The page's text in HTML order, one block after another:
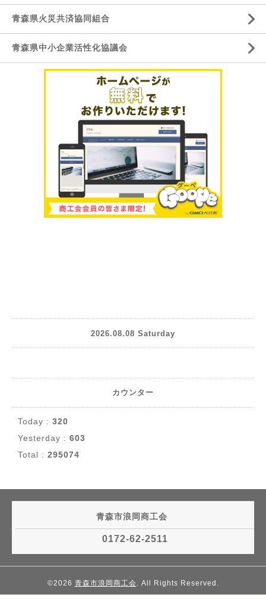
青森県火災共済協同組合
青森県中小企業活性化協議会
2026.08.08 Saturday
カウンター
Today : 320
Yesterday : 603
Total : 295074
青森市浪岡商工会
0172-62-2511
©2026 青森市浪岡商工会. All Rights Reserved.